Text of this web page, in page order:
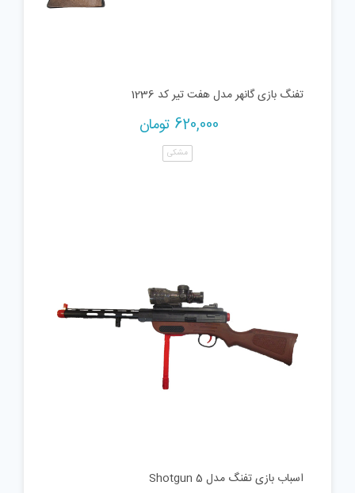
تفنگ بازی گانهر مدل هفت تیر کد 1236
620,000 تومان
مشکی
اسباب بازی تفنگ مدل Shotgun 5